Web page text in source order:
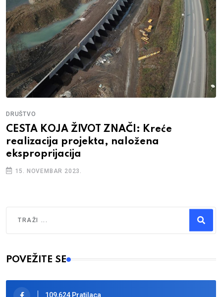
DRUŠTVO
CESTA KOJA ŽIVOT ZNAČI: Kreće
realizacija projekta, naložena
eksproprijacija
15. NOVEMBAR 2023.
Type 2 or more characters for results.
POVEŽITE SE
109,624 Pratilaca